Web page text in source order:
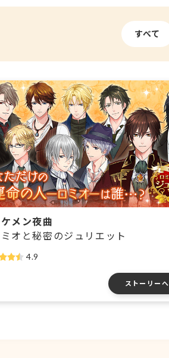
すべて
メン夜曲
オと秘密のジュリエット
4.9
ストーリーへ